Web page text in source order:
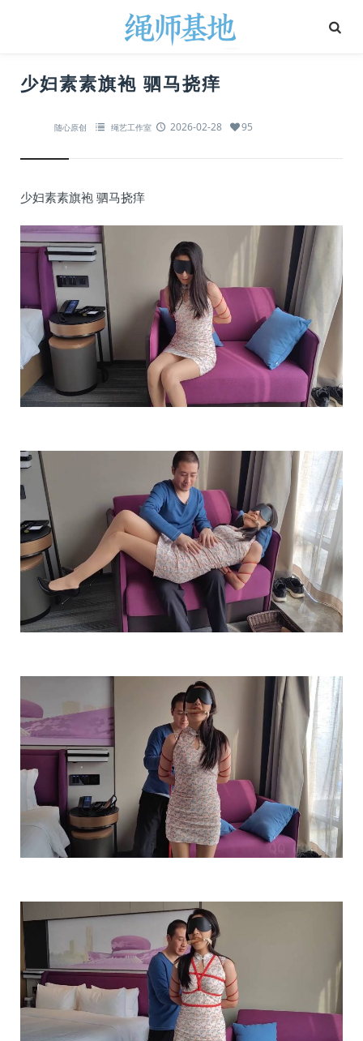
少妇素素旗袍 驷马挠痒
随心原创 绳艺工作室 2026-02-28 95
少妇素素旗袍 驷马挠痒